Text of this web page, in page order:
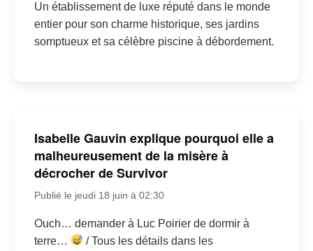
Un établissement de luxe réputé dans le monde
entier pour son charme historique, ses jardins
somptueux et sa célèbre piscine à débordement.
Isabelle Gauvin explique pourquoi elle a
malheureusement de la misère à
décrocher de Survivor
Publié le jeudi 18 juin à 02:30
Ouch… demander à Luc Poirier de dormir à
terre…
/ Tous les détails dans les